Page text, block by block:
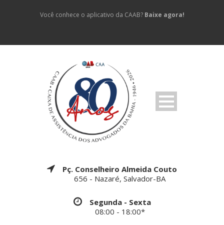
Você conhece o aplicativo da CAAB? Baixe agora!
Pç. Conselheiro Almeida Couto
656 - Nazaré, Salvador-BA
Segunda - Sexta
08:00 - 18:00*